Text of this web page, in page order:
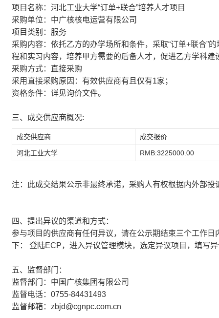
项目名称：河北工业大学“订单+联合”培养人才项目
采购单位：中广核核电运营有限公司
项目类别：服务
采购内容：依托乙方的办学场所和条件，采取“订单+联合”
程和实习内容，培养甲方需要的后备人才，促进乙方学科建
采购方式：直接采购
采用直接采购原因：有效供应商有且仅有1家；
资格条件：详见询价文件。
三、成交供应商概况:
成交供应商 成交报价
河北工业大学 RMB:3225000.00
注：此成交结果公示非最终承诺，采购人有权根据内外部投
四、提出异议的渠道和方式：
参与项目的供应商有任何异议，请在公示期结束三个工作
下： 登陆ECP，进入异议管理模块，选定异议项目，填写
五、监督部门：
监督部门：中国广核集团有限公司
监督电话：0755-84431493
监督邮箱：zbjd@cgnpc.com.cn